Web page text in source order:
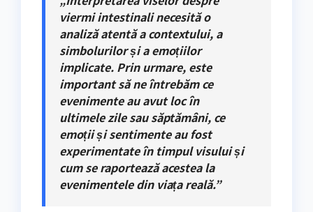
viermi intestinali necesită o
analiză atentă a contextului, a
simbolurilor și a emoțiilor
implicate. Prin urmare, este
important să ne întrebăm ce
evenimente au avut loc în
ultimele zile sau săptămâni, ce
emoții și sentimente au fost
experimentate în timpul visului și
cum se raportează acestea la
evenimentele din viața reală.”